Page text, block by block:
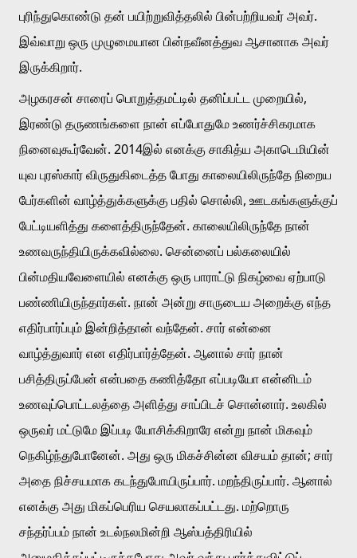
புரிந்துகொண்டு தன் பயிற்றுவித்தலில் பின்பற்றியவர் அவர்.
இவ்வாறு ஒரு முழுமையான பின்நவீனத்துவ ஆசானாக அவர்
இருக்கிறார்.
அழகரசன் சாரைப் பொறுத்தமட்டில் தனிப்பட்ட முறையில்,
இரண்டு தருணங்களை நான் எப்போதுமே உணர்ச்சிகரமாக
நினைவுகூர்வேன். 2014இல் எனக்கு சாகித்ய அகாடெமியின்
யுவ புரஸ்கார் விருதுகிடைத்த போது காலையிலிருந்தே நிறைய
பேர்களின் வாழ்த்துக்களுக்கு பதில் சொல்லி, ஊடகங்களுக்குப்
பேட்டியளித்து களைத்திருந்தேன். காலையிலிருந்தே நான்
உணவருந்தியிருக்கவில்லை. சென்னைப் பல்கலையில்
பின்மதியவேளையில் எனக்கு ஒரு பாராட்டு நிகழ்வை ஏற்பாடு
பண்ணியிருந்தார்கள். நான் அன்று சாருடைய அறைக்கு எந்த
எதிர்பார்ப்பும் இன்றித்தான் வந்தேன். சார் என்னை
வாழ்த்துவார் என எதிர்பார்த்தேன். ஆனால் சார் நான்
பசித்திருப்பேன் என்பதை கணித்தோ எப்படியோ என்னிடம்
உணவுப்பொட்டலத்தை அளித்து சாப்பிடச் சொன்னார். உலகில்
ஒருவர் மட்டுமே இப்படி யோசிக்கிறாரே என்று நான் மிகவும்
நெகிழ்ந்துபோனேன். அது ஒரு மிகச்சின்ன விசயம் தான்; சார்
அதை நிச்சயமாக கடந்துபோயிருப்பார். மறந்திருப்பார். ஆனால்
எனக்கு அது மிகப்பெரிய செயலாகப்பட்டது. மற்றொரு
சந்தர்ப்பம் நான் உடல்நலமின்றி ஆஸ்பத்திரியில்